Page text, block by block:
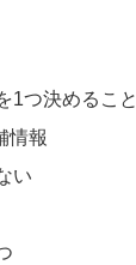
1つ決めること
情報
い